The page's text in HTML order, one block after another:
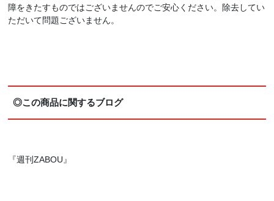
障をきたすものではございませんのでご安心ください。除去してい
ただいて問題ございません。
◎この商品に関するブログ
『週刊ZABOU』